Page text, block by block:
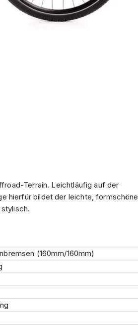
Terrain. Leichtläufig auf der
hierfür bildet der leichte, formschöne
(160mm/160mm)